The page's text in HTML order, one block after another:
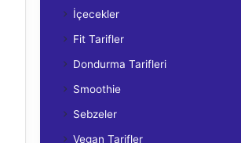
İçecekler
Fit Tarifler
Dondurma Tarifleri
Smoothie
Sebzeler
Vegan Tarifler